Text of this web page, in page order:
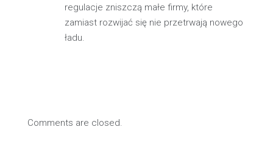
regulacje zniszczą małe firmy, które
zamiast rozwijać się nie przetrwają nowego
ładu.
Comments are closed.